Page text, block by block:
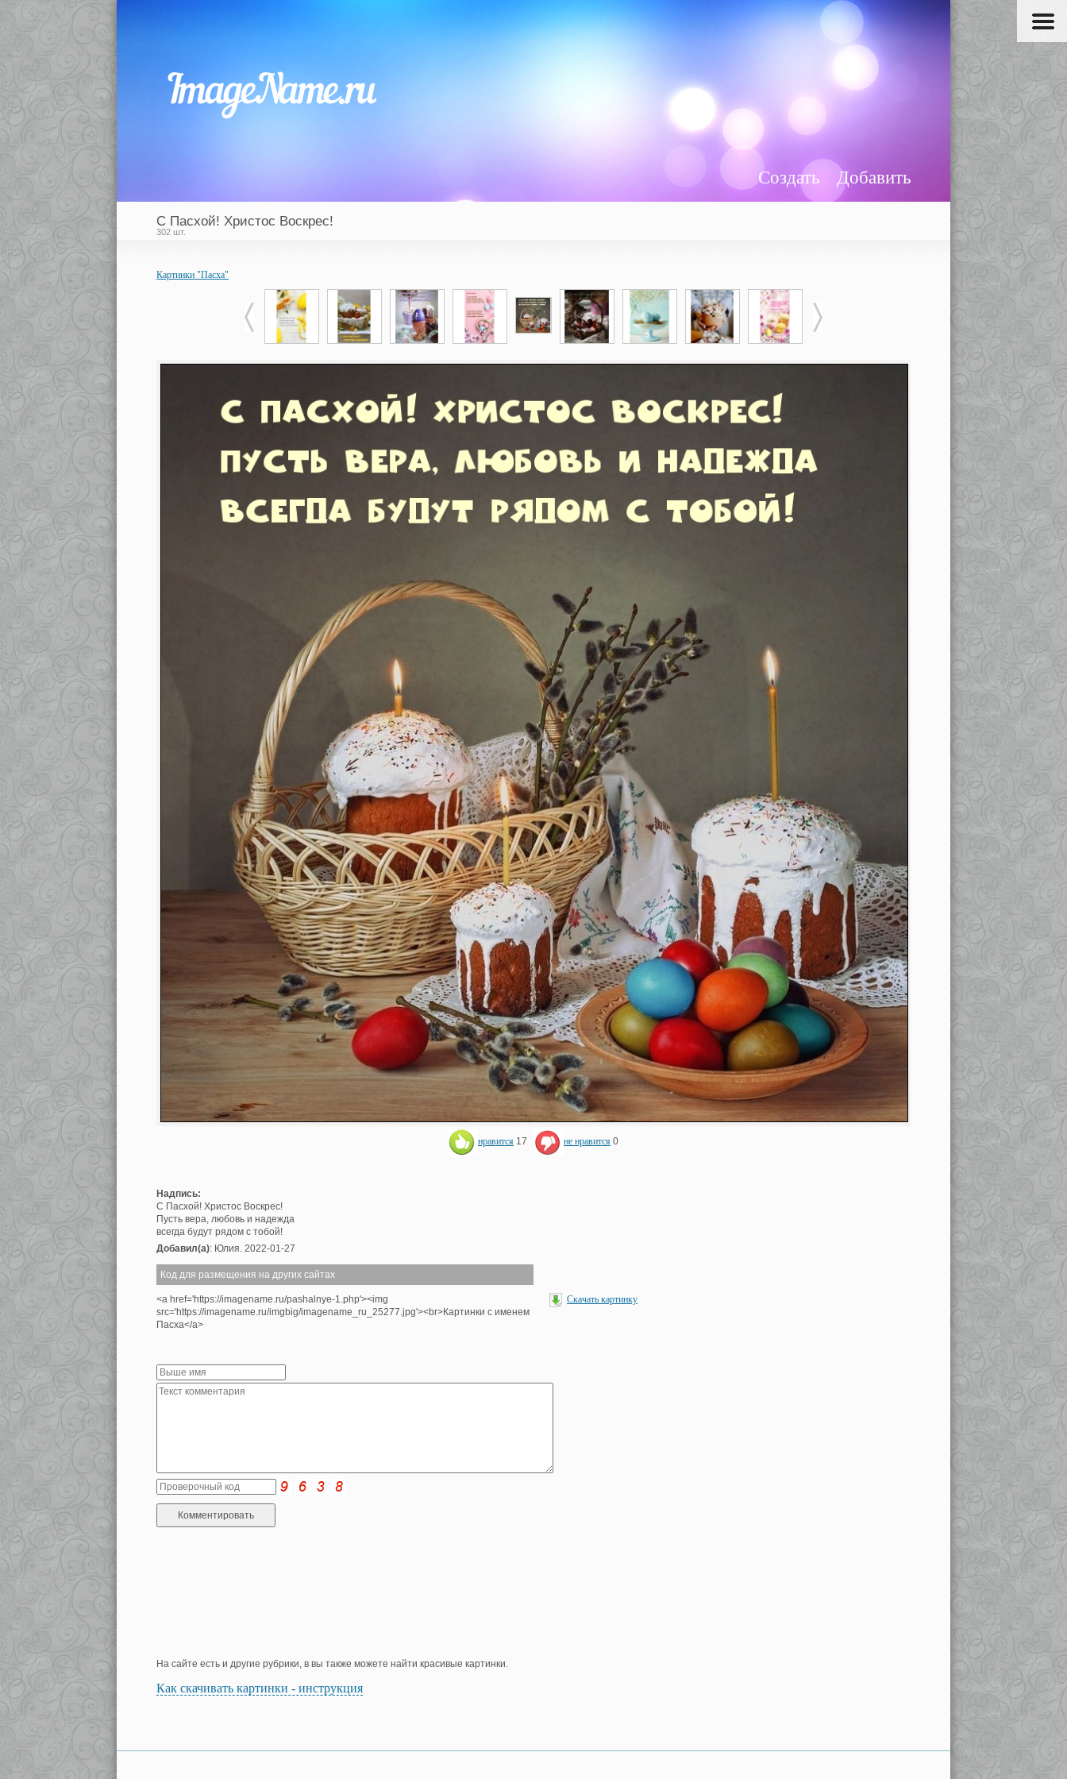
Добавить
Создать
С Пасхой! Христос Воскрес!
302 шт.
Картинки "Пасха"
нравится 17 не нравится 0
Надпись:
С Пасхой! Христос Воскрес!
Пусть вера, любовь и надежда
всегда будут рядом с тобой!
Добавил(а): Юлия. 2022-01-27
Код для размещения на других сайтах
<a href='https://imagename.ru/pashalnye-1.php'><img
src='https://imagename.ru/imgbig/imagename_ru_25277.jpg'><br>Картинки с именем
Пасха</a>
Скачать картинку
На сайте есть и другие рубрики, в вы также можете найти красивые картинки.
Как скачивать картинки - инструкция